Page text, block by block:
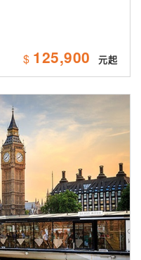
$222,900